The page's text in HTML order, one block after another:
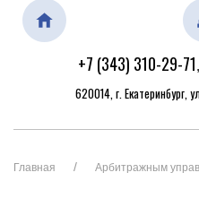
+7 (343) 310-29-71,
620014, г. Екатеринбург,
Главная Арбитражным